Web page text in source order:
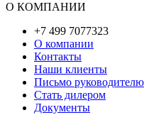
О КОМПАНИИ
+7 499 7077323
О компании
Контакты
Наши клиенты
Письмо руководителю
Стать дилером
Документы